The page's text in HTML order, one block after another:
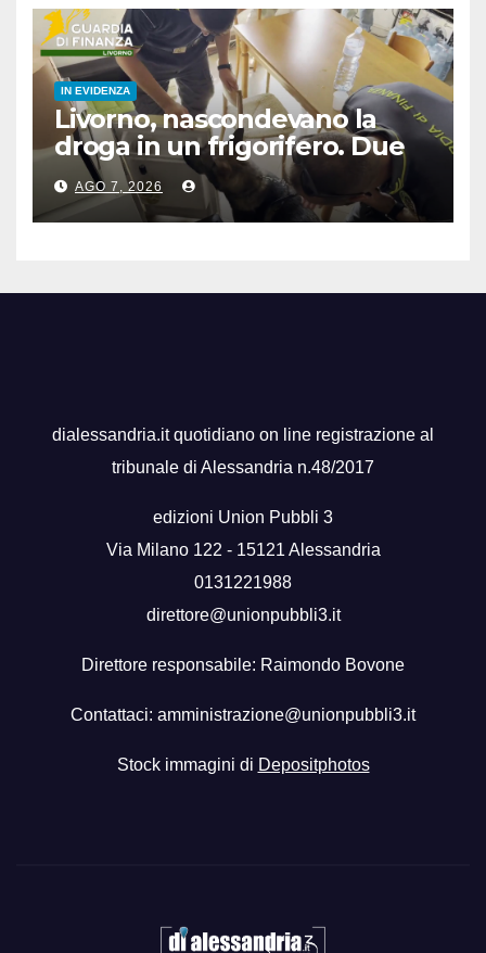
IN EVIDENZA
Livorno, nascondevano la
droga in un frigorifero. Due
arresti
AGO 7, 2026
dialessandria.it quotidiano on line registrazione al
tribunale di Alessandria n.48/2017
edizioni Union Pubbli 3
Via Milano 122 - 15121 Alessandria
0131221988
direttore@unionpubbli3.it
Direttore responsabile: Raimondo Bovone
Contattaci: amministrazione@unionpubbli3.it
Stock immagini di Depositphotos